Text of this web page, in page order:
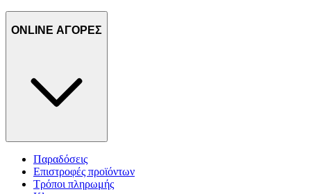
ONLINE ΑΓΟΡΕΣ
Παραδόσεις
Επιστροφές προϊόντων
Τρόποι πληρωμής